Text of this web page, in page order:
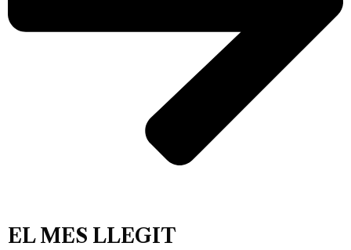
EL MES LLEGIT